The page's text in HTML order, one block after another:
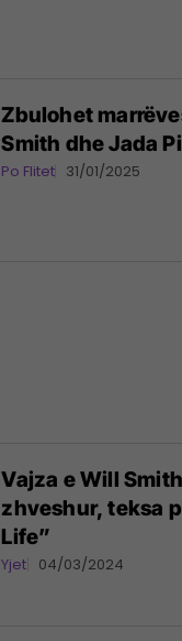
Zbulohet
Smith dhe Jada
Po Flitet 31/01/2025
Vajza e Will
zhveshur, teksa
Life”
Yjet 04/03/2024